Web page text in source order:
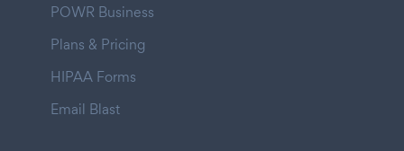
POWR Business
Plans & Pricing
HIPAA Forms
Email Blast